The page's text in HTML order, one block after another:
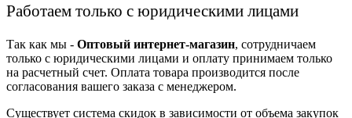
Работаем только с юридическими лицами
Так как мы - Оптовый интернет-магазин, сотрудничаем
только с юридическими лицами и оплату принимаем только
на расчетный счет. Оплата товара производится после
согласования вашего заказа с менеджером.
Существует система скидок в зависимости от объема закупок